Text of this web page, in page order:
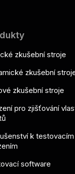
zkušební stroje
zkušební
zkušební stroje
pro zjišťování
k testovacím
software